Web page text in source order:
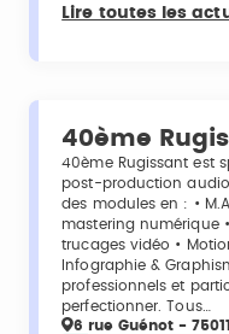
Lire toutes les
40ème
40ème Rugissant est
post-production
des modules en : •
mastering numérique
trucages vidéo •
Infographie &
professionnels et
perfectionner. Tous…
6 rue Guénot -